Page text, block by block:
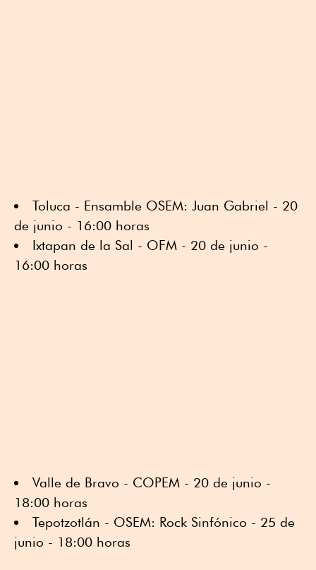
⁠⁠Toluca - Ensamble OSEM: Juan Gabriel - 20
de junio - 16:00 horas
Ixtapan de la Sal - OFM - 20 de junio -
16:00 horas
Valle de Bravo - COPEM - 20 de junio -
18:00 horas
Tepotzotlán - OSEM: Rock Sinfónico - 25 de
junio - 18:00 horas